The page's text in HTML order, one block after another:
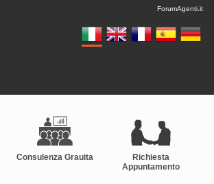
ForumAgenti.it
Consulenza Grauita
Richiesta
Appuntamento